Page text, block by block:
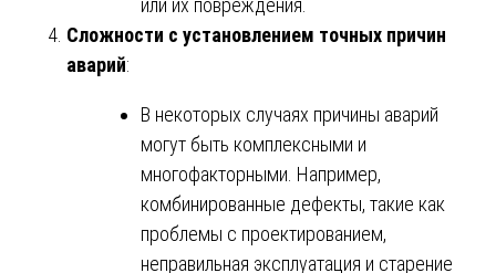
или их повреждения.
Сложности с установлением точных причин
аварий:
В некоторых случаях причины аварий
могут быть комплексными и
многофакторными. Например,
комбинированные дефекты, такие как
проблемы с проектированием,
неправильная эксплуатация и старение